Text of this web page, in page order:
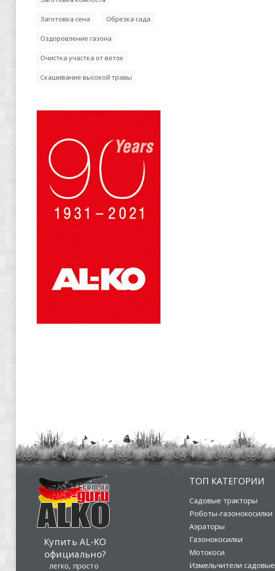
Заготовка сена Обрезка сада
Оздоровление газона
Очистка участка от веток
Скашивание высокой травы
Купить AL-KO
официально?
легко, просто
ТОП КАТЕГОРИИ
Садовые тракторы
Роботы-газонокосилки
Аэраторы
Газонокосилки
Мотокоси
Измельчители садовые